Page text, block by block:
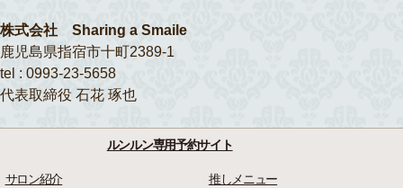
株式会社 Sharing a Smaile
鹿児島県指宿市十町2389-1
tel : 0993-23-5658
代表取締役 石花 琢也
ルンルン専用予約サイト
サロン紹介
推しメニュー